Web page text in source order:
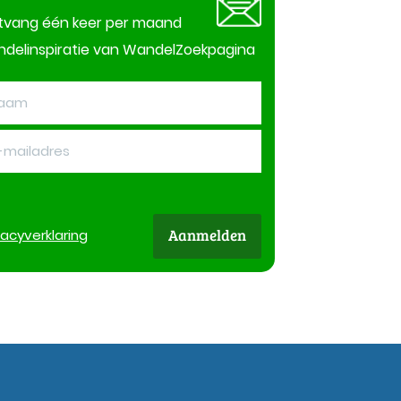
één keer per maand
van WandelZoekpagina
verklaring Aanmelden